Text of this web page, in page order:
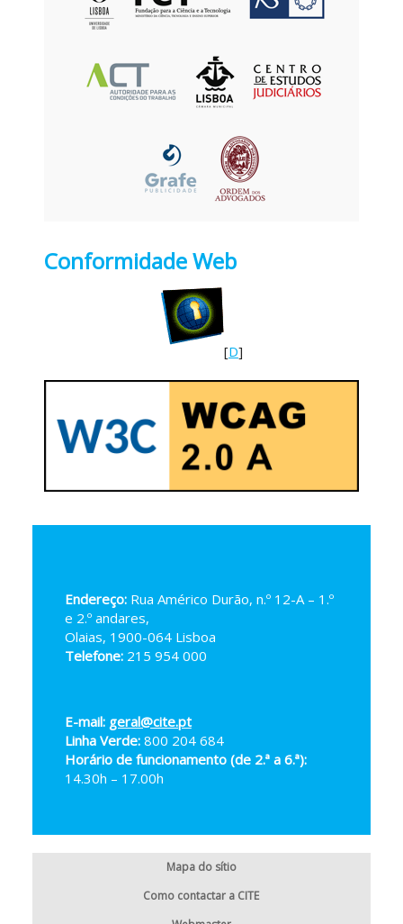
Conformidade Web
[D]
Endereço:Rua Américo Durão, n.º 12-A – 1.º
e 2.º andares,
Olaias, 1900-064 Lisboa
Telefone:215 954 000
E-mail: geral@cite.pt
Linha Verde:800 204 684
Horário de funcionamento (de 2.ª a 6.ª):
14.30h – 17.00h
Mapa do sítio
Como contactar a CITE